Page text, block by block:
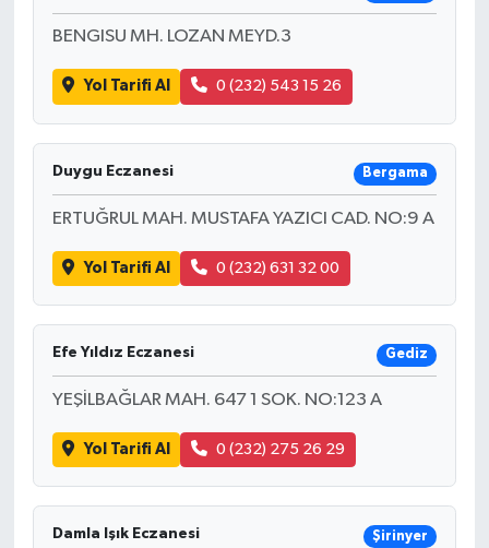
BENGISU MH. LOZAN MEYD.3
Yol Tarifi Al 0 (232) 543 15 26
Duygu Eczanesi Bergama
ERTUĞRUL MAH. MUSTAFA YAZICI CAD. NO:9 A
Yol Tarifi Al 0 (232) 631 32 00
Efe Yıldız Eczanesi Gediz
YEŞİLBAĞLAR MAH. 647 1 SOK. NO:123 A
Yol Tarifi Al 0 (232) 275 26 29
Damla Işık Eczanesi Şirinyer